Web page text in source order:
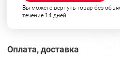
Вы можете вернуть товар без
течение 14 дней
Оплата, доставка